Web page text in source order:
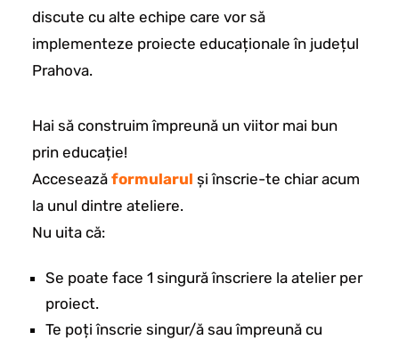
discute cu alte echipe care vor să
implementeze proiecte educaționale în județul
Prahova.
Hai să construim împreună un viitor mai bun
prin educație!
Accesează formularul și înscrie-te chiar acum
la unul dintre ateliere.
Nu uita că:
Se poate face 1 singură înscriere la atelier per
proiect.
Te poți înscrie singur/ă sau împreună cu